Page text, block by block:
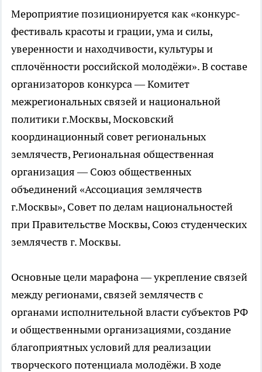
Мероприятие позиционируется как «конкурс-
фестиваль красоты и грации, ума и силы,
уверенности и находчивости, культуры и
сплочённости российской молодёжи». В составе
организаторов конкурса — Комитет
межрегиональных связей и национальной
политики г.Москвы, Московский
координационный совет региональных
землячеств, Региональная общественная
организация — Союз общественных
объединений «Ассоциация землячеств
г.Москвы», Совет по делам национальностей
при Правительстве Москвы, Союз студенческих
землячеств г. Москвы.
Основные цели марафона — укрепление связей
между регионами, связей землячеств с
органами исполнительной власти субъектов РФ
и общественными организациями, создание
благоприятных условий для реализации
творческого потенциала молодёжи. В ходе